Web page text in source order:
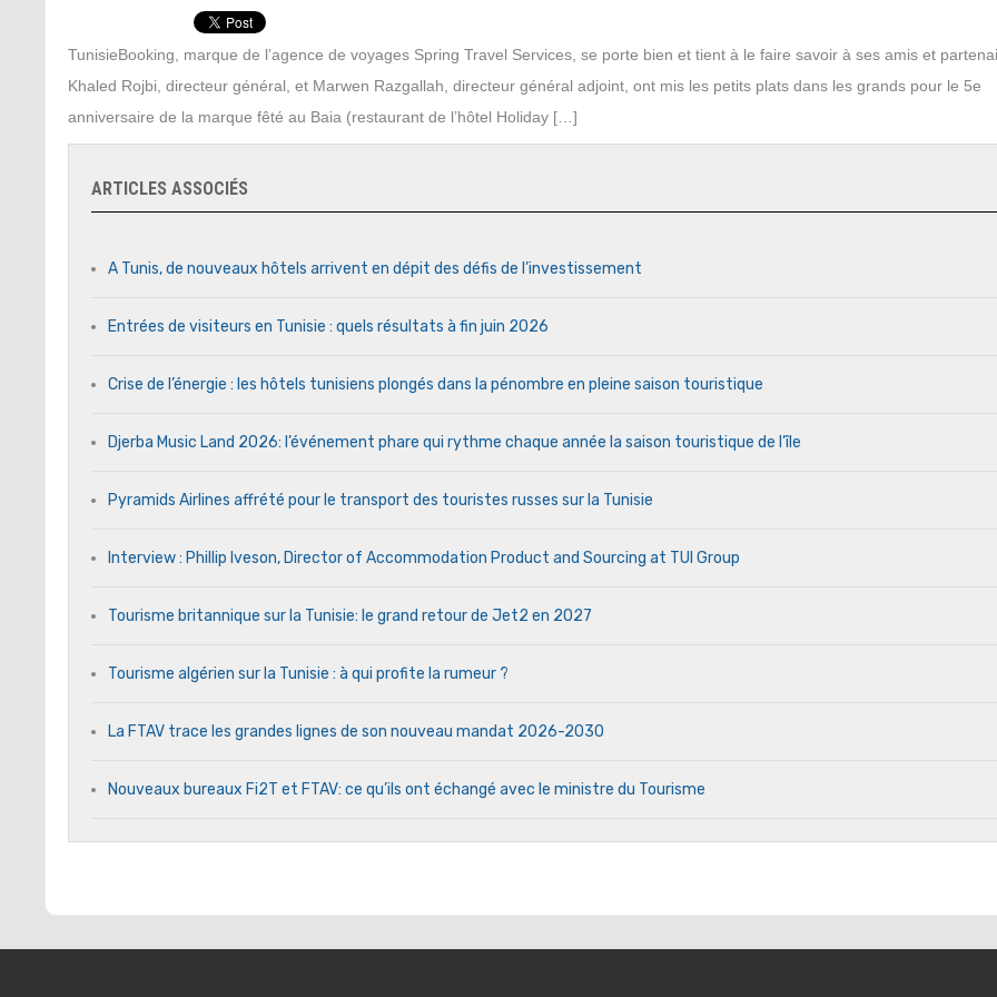
TunisieBooking, marque de l’agence de voyages Spring Travel Services, se porte bien et tient à le faire savoir à ses amis et
Khaled Rojbi, directeur général, et Marwen Razgallah, directeur général adjoint, ont mis les petits plats dans les grands pour le 5e
anniversaire de la marque fêté au Baia (restaurant de l’hôtel Holiday […]
ARTICLES ASSOCIÉS
A Tunis, de nouveaux hôtels arrivent en dépit des défis de l’investissement
Entrées de visiteurs en Tunisie : quels résultats à fin juin 2026
Crise de l’énergie : les hôtels tunisiens plongés dans la pénombre en pleine saison touristique
Djerba Music Land 2026: l’événement phare qui rythme chaque année la saison touristique de l’île
Pyramids Airlines affrété pour le transport des touristes russes sur la Tunisie
Interview : Phillip Iveson, Director of Accommodation Product and Sourcing at TUI Group
Tourisme britannique sur la Tunisie: le grand retour de Jet2 en 2027
Tourisme algérien sur la Tunisie : à qui profite la rumeur ?
La FTAV trace les grandes lignes de son nouveau mandat 2026-2030
Nouveaux bureaux Fi2T et FTAV: ce qu’ils ont échangé avec le ministre du Tourisme